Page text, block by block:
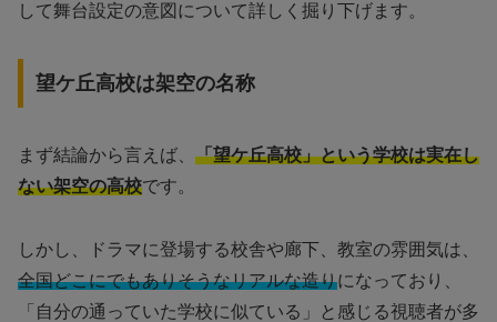
して舞台設定の意図について詳しく掘り下げます。
望ケ丘高校は架空の名称
まず結論から言えば、 「望ケ丘高校」という学校は実在し
ない架空の高校です。
しかし、ドラマに登場する校舎や廊下、教室の雰囲気は、
全国どこにでもありそうなリアルな造りになっており、
「自分の通っていた学校に似ている」と感じる視聴者が多